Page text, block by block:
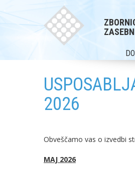
2026
Obveščamo vas o izvedbi
MAJ 2026